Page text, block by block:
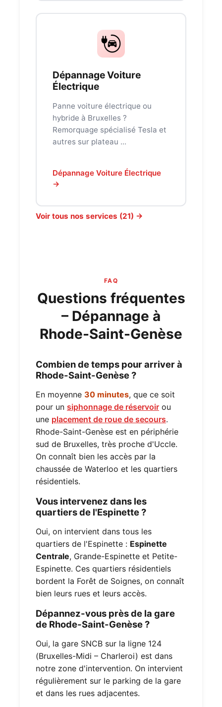
Dépannage Voiture
Électrique
Panne voiture électrique ou
hybride à Bruxelles ?
Remorquage spécialisé Tesla et
autres sur plateau ...
Dépannage Voiture Électrique
→
Voir tous nos services (21) →
FAQ
Questions fréquentes
– Dépannage à
Rhode-Saint-Genèse
Combien de temps pour arriver à
Rhode-Saint-Genèse ?
En moyenne 30 minutes, que ce soit
pour un siphonnage de réservoir ou
une placement de roue de secours.
Rhode-Saint-Genèse est en périphérie
sud de Bruxelles, très proche d'Uccle.
On connaît bien les accès par la
chaussée de Waterloo et les quartiers
résidentiels.
Vous intervenez dans les
quartiers de l'Espinette ?
Oui, on intervient dans tous les
quartiers de l'Espinette : Espinette
Centrale, Grande-Espinette et Petite-
Espinette. Ces quartiers résidentiels
bordent la Forêt de Soignes, on connaît
bien leurs rues et leurs accès.
Dépannez-vous près de la gare
de Rhode-Saint-Genèse ?
Oui, la gare SNCB sur la ligne 124
(Bruxelles-Midi – Charleroi) est dans
notre zone d'intervention. On intervient
régulièrement sur le parking de la gare
et dans les rues adjacentes.